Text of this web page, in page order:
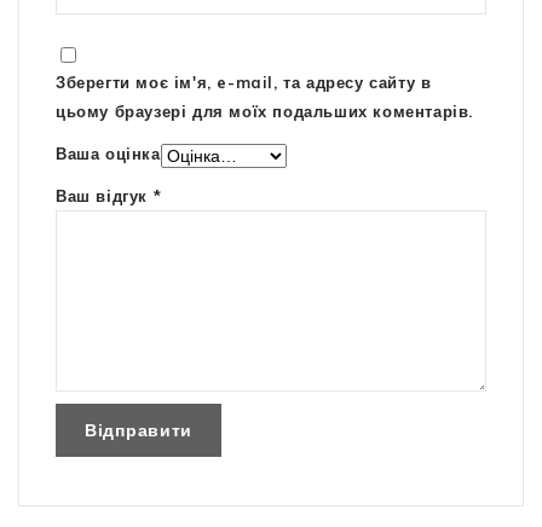
Зберегти моє ім'я, e-mail, та адресу сайту в
цьому браузері для моїх подальших коментарів.
Ваша оцінка
Ваш відгук *